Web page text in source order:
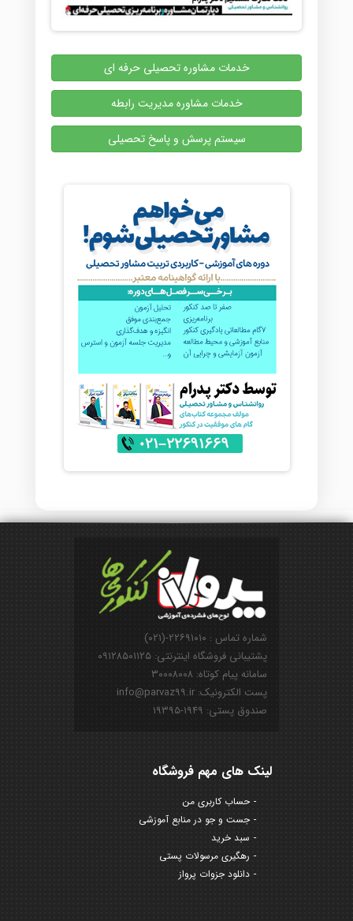
خدمات مشاوره تحصیلی حرفه ای
خدمات مشاوره مدیریت رابطه
سیستم پرسش و پاسخ تحصیلی
شماره تماس : ۲۲۶۹۱۰۱۰-(۰۲۱)
پشتیبانی فروشگاه اینترنتی: ۰۹۱۲۸۵۰۱۱۲۵
سامانه پیام کوتاه: ۳۰۰۰۸۰۰۸
پست الکترونیک: info@parvaz99.ir
صندوق پستی: ۱۹۴۹-۱۹۳۹۵
لینک های مهم فروشگاه
حساب کاربری من
جست و جو در منابع آموزشی
سبد خرید
رهگیری مرسولات پستی
دانلود جزوات پرواز